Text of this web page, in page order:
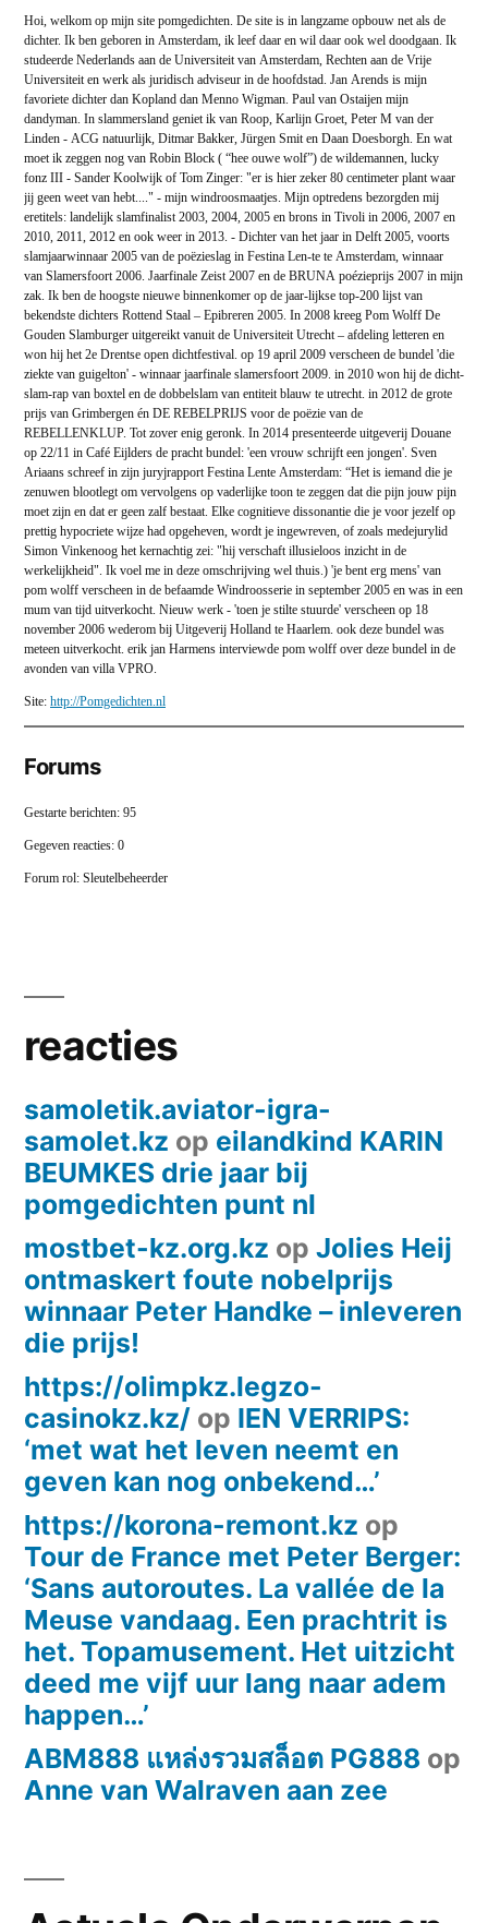
Hoi, welkom op mijn site pomgedichten. De site is in langzame opbouw net als de
dichter. Ik ben geboren in Amsterdam, ik leef daar en wil daar ook wel doodgaan. Ik
studeerde Nederlands aan de Universiteit van Amsterdam, Rechten aan de Vrije
Universiteit en werk als juridisch adviseur in de hoofdstad. Jan Arends is mijn
favoriete dichter dan Kopland dan Menno Wigman. Paul van Ostaijen mijn
dandyman. In slammersland geniet ik van Roop, Karlijn Groet, Peter M van der
Linden - ACG natuurlijk, Ditmar Bakker, Jürgen Smit en Daan Doesborgh. En wat
moet ik zeggen nog van Robin Block ( “hee ouwe wolf”) de wildemannen, lucky
fonz III - Sander Koolwijk of Tom Zinger: "er is hier zeker 80 centimeter plant waar
jij geen weet van hebt...." - mijn windroosmaatjes. Mijn optredens bezorgden mij
eretitels: landelijk slamfinalist 2003, 2004, 2005 en brons in Tivoli in 2006, 2007 en
2010, 2011, 2012 en ook weer in 2013. - Dichter van het jaar in Delft 2005, voorts
slamjaarwinnaar 2005 van de poëzieslag in Festina Len-te te Amsterdam, winnaar
van Slamersfoort 2006. Jaarfinale Zeist 2007 en de BRUNA poézieprijs 2007 in mijn
zak. Ik ben de hoogste nieuwe binnenkomer op de jaar-lijkse top-200 lijst van
bekendste dichters Rottend Staal – Epibreren 2005. In 2008 kreeg Pom Wolff De
Gouden Slamburger uitgereikt vanuit de Universiteit Utrecht – afdeling letteren en
won hij het 2e Drentse open dichtfestival. op 19 april 2009 verscheen de bundel 'die
ziekte van guigelton' - winnaar jaarfinale slamersfoort 2009. in 2010 won hij de dicht-
slam-rap van boxtel en de dobbelslam van entiteit blauw te utrecht. in 2012 de grote
prijs van Grimbergen én DE REBELPRIJS voor de poëzie van de
REBELLENKLUP. Tot zover enig geronk. In 2014 presenteerde uitgeverij Douane
op 22/11 in Café Eijlders de pracht bundel: 'een vrouw schrijft een jongen'. Sven
Ariaans schreef in zijn juryjrapport Festina Lente Amsterdam: “Het is iemand die je
zenuwen blootlegt om vervolgens op vaderlijke toon te zeggen dat die pijn jouw pijn
moet zijn en dat er geen zalf bestaat. Elke cognitieve dissonantie die je voor jezelf op
prettig hypocriete wijze had opgeheven, wordt je ingewreven, of zoals medejurylid
Simon Vinkenoog het kernachtig zei: "hij verschaft illusieloos inzicht in de
werkelijkheid". Ik voel me in deze omschrijving wel thuis.) 'je bent erg mens' van
pom wolff verscheen in de befaamde Windroosserie in september 2005 en was in een
mum van tijd uitverkocht. Nieuw werk - 'toen je stilte stuurde' verscheen op 18
november 2006 wederom bij Uitgeverij Holland te Haarlem. ook deze bundel was
meteen uitverkocht. erik jan Harmens interviewde pom wolff over deze bundel in de
avonden van villa VPRO.
Site: http://Pomgedichten.nl
Forums
Gestarte berichten: 95
Gegeven reacties: 0
Forum rol: Sleutelbeheerder
reacties
samoletik.aviator-igra-
samolet.kz op eilandkind KARIN
BEUMKES drie jaar bij
pomgedichten punt nl
mostbet-kz.org.kz op Jolies Heij
ontmaskert foute nobelprijs
winnaar Peter Handke – inleveren
die prijs!
https://olimpkz.legzo-
casinokz.kz/ op IEN VERRIPS:
‘met wat het leven neemt en
geven kan nog onbekend…’
https://korona-remont.kz op
Tour de France met Peter Berger:
‘Sans autoroutes. La vallée de la
Meuse vandaag. Een prachtrit is
het. Topamusement. Het uitzicht
deed me vijf uur lang naar adem
happen…’
ABM888 แหล่งรวมสล็อต PG888 op
Anne van Walraven aan zee